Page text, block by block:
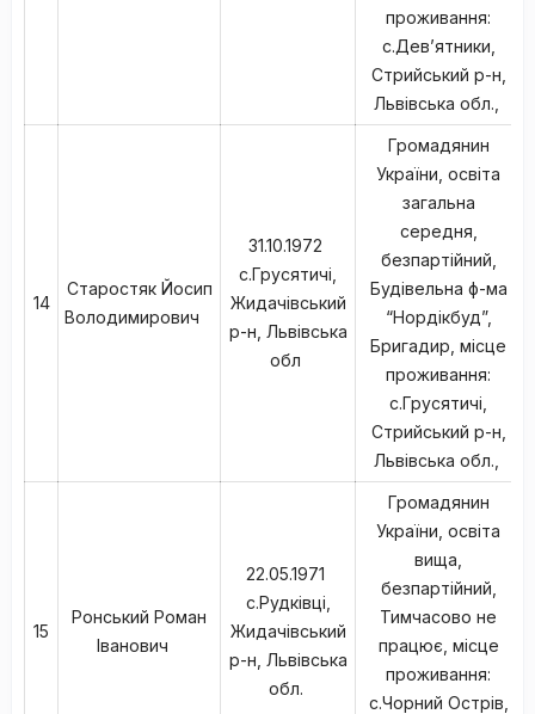
проживання:
с.Дев’ятники,
Стрийський р-н,
Львівська обл.,
14
Старостяк Йосип
Володимирович
31.10.1972
с.Грусятичі,
Жидачівський
р-н, Львівська
обл
Громадянин
України, освіта
загальна
середня,
безпартійний,
Будівельна ф-ма
“Нордікбуд”,
Бригадир, місце
проживання:
с.Грусятичі,
Стрийський р-н,
Львівська обл.,
15
Ронський Роман
Іванович
22.05.1971
с.Рудківці,
Жидачівський
р-н, Львівська
обл.
Громадянин
України, освіта
вища,
безпартійний,
Тимчасово не
працює, місце
проживання:
с.Чорний Острів,